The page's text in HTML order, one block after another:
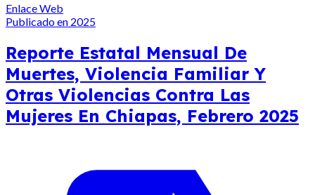
Enlace Web
Publicado en 2025
Reporte Estatal Mensual De
Muertes, Violencia Familiar Y
Otras Violencias Contra Las
Mujeres En Chiapas, Febrero 2025